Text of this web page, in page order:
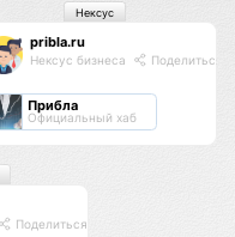
pribla.ru
Нексус бизнеса Поделиться
Прибла
Официальный хаб
Нексус
Поделиться